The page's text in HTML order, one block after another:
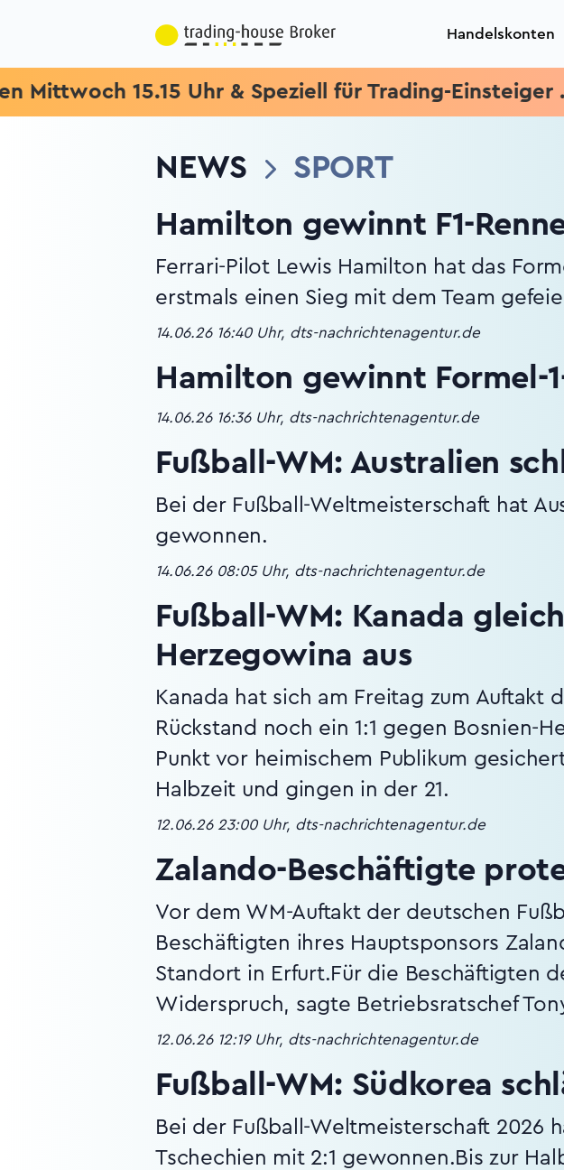
Handelskonten
15.15 Uhr & Speziell für Trading-Einsteiger ... Dein
NEWS
SPORT
Hamilton gewinnt F1-
Ferrari-Pilot Lewis Hamilton hat das
erstmals einen Sieg mit dem Team
14.06.26 16:40 Uhr, dts-nachrichtenagentur.de
Hamilton gewinnt Formel-
14.06.26 16:36 Uhr, dts-nachrichtenagentur.de
Fußball-WM: Australien
Bei der Fußball-Weltmeisterschaft hat
gewonnen.
14.06.26 08:05 Uhr, dts-nachrichtenagentur.de
Fußball-WM: Kanada
Herzegowina aus
Kanada hat sich am Freitag zum Auftakt
Rückstand noch ein 1:1 gegen Bosnien-
Punkt vor heimischem Publikum
Halbzeit und gingen in der 21.
12.06.26 23:00 Uhr, dts-nachrichtenagentur.de
Zalando-Beschäftigte
Vor dem WM-Auftakt der deutschen
Beschäftigten ihres Hauptsponsors
Standort in Erfurt.Für die Beschäftigten
Widerspruch, sagte Betriebsratschef
12.06.26 12:19 Uhr, dts-nachrichtenagentur.de
Fußball-WM: Südkorea
Bei der Fußball-Weltmeisterschaft 2026
Tschechien mit 2:1 gewonnen.Bis zur